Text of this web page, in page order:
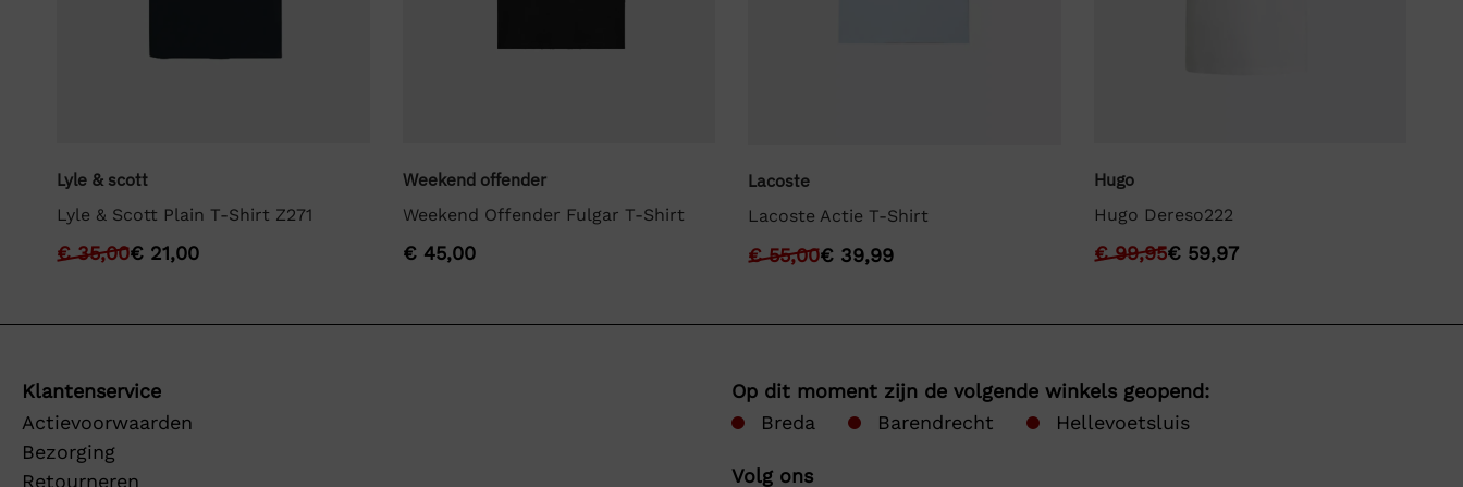
Lyle & scott
Lyle & Scott Plain T-Shirt Z271
€35,00€ 21,00
Weekend offender
Weekend Offender Fulgar T-Shirt
€45,00
Lacoste
Lacoste Actie T-Shirt
€55,00€ 39,99
Hugo
Hugo Dereso222
€99,95€59,97
Klantenservice
Actievoorwaarden
Bezorging
Retourneren
Op dit moment zijn de volgende winkels geopend:
Breda
Barendrecht Hellevoetsluis
Volg ons